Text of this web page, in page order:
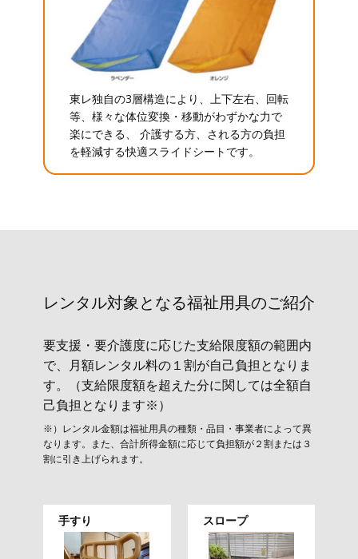
東レ独自の3層構造により、上下左右、回転
等、様々な体位変換・移動がわずかな力で
楽にできる、 介護する方、される方の負担
を軽減する快適スライドシートです。
レンタル対象と​なる福祉用具のご紹介
要支援・要介護度に応じた支給限度額の範囲内
で、月額レンタル料の１割が自己負担となりま
す。（支給限度額を超えた分に関しては全額自
己負担となります※）
※）レンタル金額は福祉用具の種類・品目・事業者によって異
なります。また、合計所得金額に応じて負担額が２割または３
割に引き上げられます。
手すり スロープ